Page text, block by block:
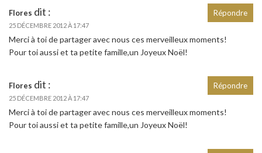
Flores dit :
25 DÉCEMBRE 2012 À 17:47
Merci à toi de partager avec nous ces merveilleux moments!
Pour toi aussi et ta petite famille,un Joyeux Noël!
Répondre
Flores dit :
25 DÉCEMBRE 2012 À 17:47
Merci à toi de partager avec nous ces merveilleux moments!
Pour toi aussi et ta petite famille,un Joyeux Noël!
Répondre